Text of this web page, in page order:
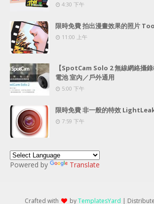
4:30 下午
限時免費 拍出漫畫效果的照片
11:00 上午
【SpotCam Solo 2 無線網絡攝
電池 室內／戶外通用
5:00 下午
限時免費 非一般的特效
7:59 下午
Powered by Translate
Crafted with byTemplatesYard |